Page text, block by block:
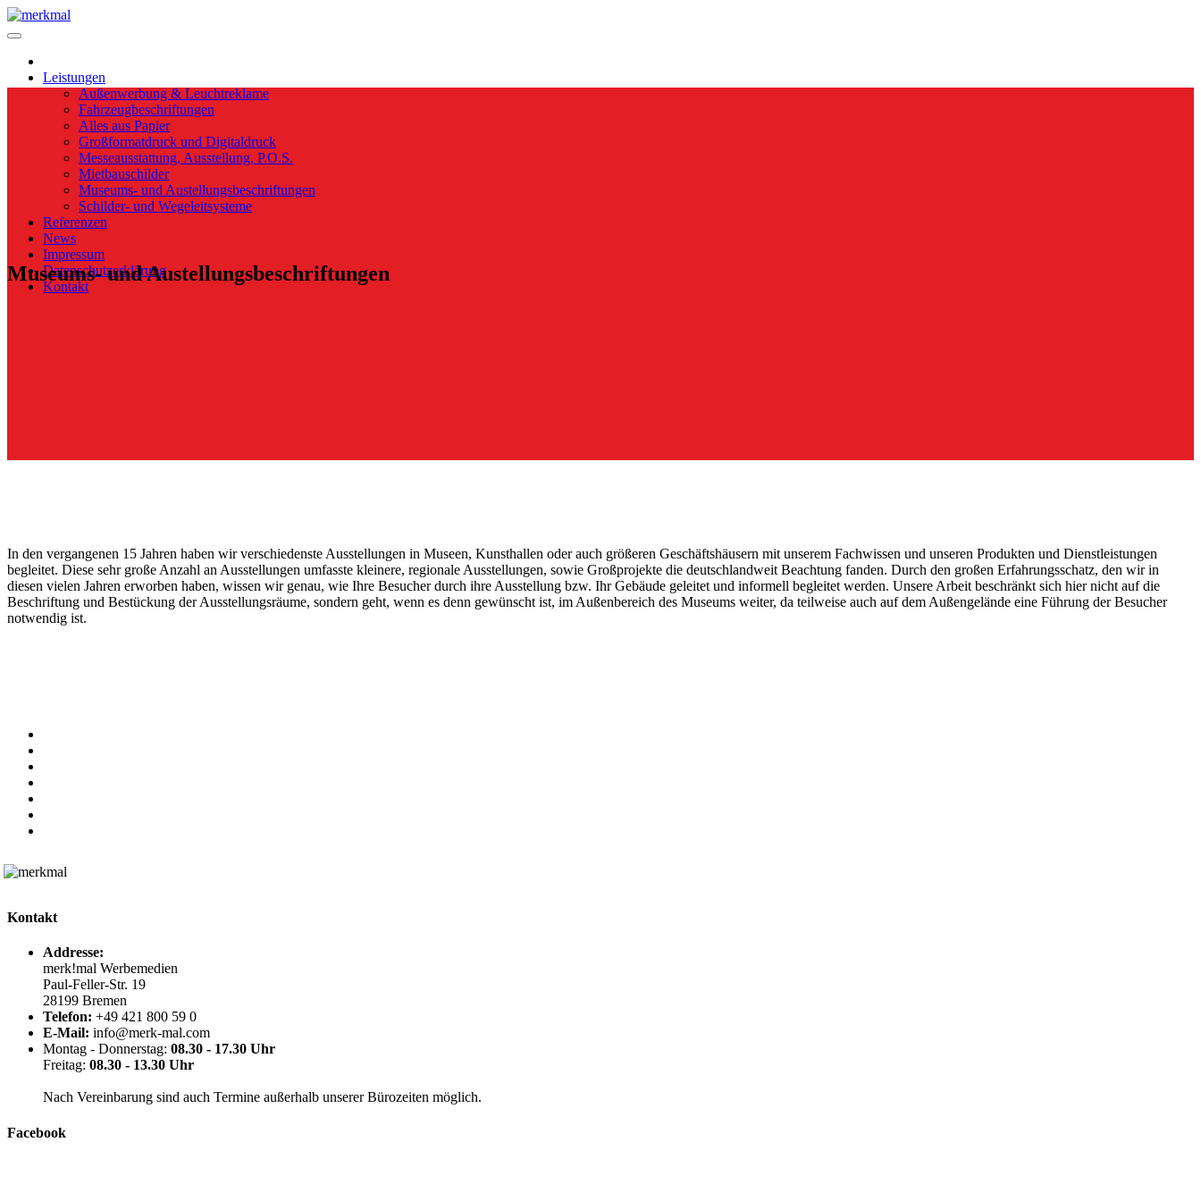
Leistungen
Außenwerbung & Leuchtreklame
Fahrzeugbeschriftungen
Alles aus Papier
Großformatdruck und Digitaldruck
Messeausstattung, Ausstellung, P.O.S.
Mietbauschilder
Museums- und Austellungsbeschriftungen
Schilder- und Wegeleitsysteme
Referenzen
News
Impressum
Datenschutzerklärung
Kontakt
Museums- und Austellungsbeschriftungen
In den vergangenen 15 Jahren haben wir verschiedenste Ausstellungen in Museen, Kunsthallen oder auch größeren Geschäftshäusern mit unserem Fachwissen und unseren Produkten und Dienstleistungen
begleitet. Diese sehr große Anzahl an Ausstellungen umfasste kleinere, regionale Ausstellungen, sowie Großprojekte die deutschlandweit Beachtung fanden. Durch den großen Erfahrungsschatz, den wir in
diesen vielen Jahren erworben haben, wissen wir genau, wie Ihre Besucher durch ihre Ausstellung bzw. Ihr Gebäude geleitet und informell begleitet werden. Unsere Arbeit beschränkt sich hier nicht auf die
Beschriftung und Bestückung der Ausstellungsräume, sondern geht, wenn es denn gewünscht ist, im Außenbereich des Museums weiter, da teilweise auch auf dem Außengelände eine Führung der Besucher
notwendig ist.
Kontakt
Addresse:
merk!mal Werbemedien
Paul-Feller-Str. 19
28199 Bremen
Telefon: +49 421 800 59 0
E-Mail: info@merk-mal.com
Montag - Donnerstag: 08.30 - 17.30 Uhr
Freitag: 08.30 - 13.30 Uhr
Nach Vereinbarung sind auch Termine außerhalb unserer Bürozeiten möglich.
Facebook